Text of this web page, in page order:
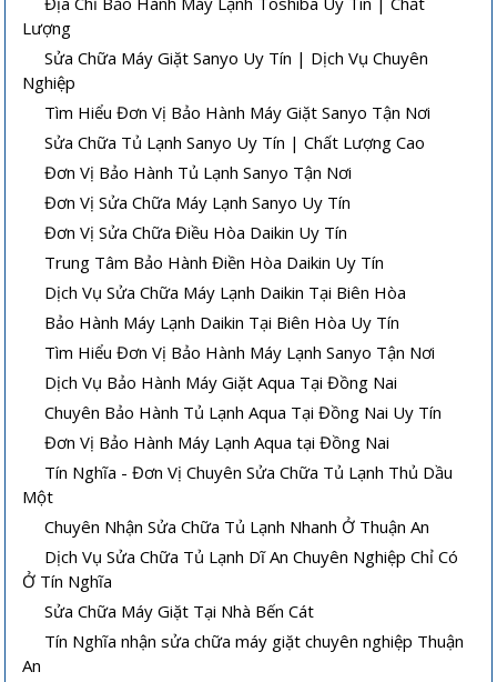
Lượng
Sửa Chữa Máy Giặt Sanyo Uy Tín | Dịch Vụ Chuyên
Nghiệp
Tìm Hiểu Đơn Vị Bảo Hành Máy Giặt Sanyo Tận Nơi
Sửa Chữa Tủ Lạnh Sanyo Uy Tín | Chất Lượng Cao
Đơn Vị Bảo Hành Tủ Lạnh Sanyo Tận Nơi
Đơn Vị Sửa Chữa Máy Lạnh Sanyo Uy Tín
Đơn Vị Sửa Chữa Điều Hòa Daikin Uy Tín
Trung Tâm Bảo Hành Điền Hòa Daikin Uy Tín
Dịch Vụ Sửa Chữa Máy Lạnh Daikin Tại Biên Hòa
Bảo Hành Máy Lạnh Daikin Tại Biên Hòa Uy Tín
Tìm Hiểu Đơn Vị Bảo Hành Máy Lạnh Sanyo Tận Nơi
Dịch Vụ Bảo Hành Máy Giặt Aqua Tại Đồng Nai
Chuyên Bảo Hành Tủ Lạnh Aqua Tại Đồng Nai Uy Tín
Đơn Vị Bảo Hành Máy Lạnh Aqua tại Đồng Nai
Tín Nghĩa - Đơn Vị Chuyên Sửa Chữa Tủ Lạnh Thủ Dầu
Một
Chuyên Nhận Sửa Chữa Tủ Lạnh Nhanh Ở Thuận An
Dịch Vụ Sửa Chữa Tủ Lạnh Dĩ An Chuyên Nghiệp Chỉ Có
Ở Tín Nghĩa
Sửa Chữa Máy Giặt Tại Nhà Bến Cát
Tín Nghĩa nhận sửa chữa máy giặt chuyên nghiệp Thuận
An